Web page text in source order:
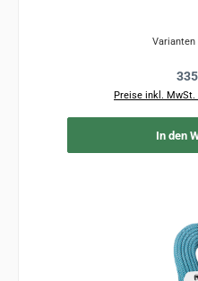
Varianten
Preise inkl. MwSt.
In den